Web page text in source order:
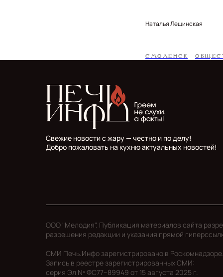
Наталья Лещинская
СМОЛЕНСК
Свежие новости с жару — честно и по делу!
Добро пожаловать на кухню актуальных новостей!
ООО "Мелодия". Публикация материалов сайта
разрешения редакции и указания прямой
СМИ Печь.Инфо зарегистрировано в Роскомнадзоре.
Запись в реестре зарегистрированных СМИ:
серия Эл Nº ФС77−89949 oт 15 августа 2025 г.